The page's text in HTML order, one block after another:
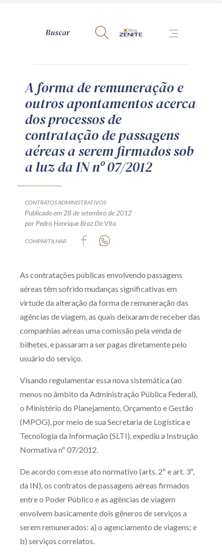
A Zênite
Como publicar conosco
Site da Zênite
Contato
Termos de uso
Política de Privacidade
Produtos e serviços
Zênite Play
Orientação por Escrito
Mentoria Zênite
Capacitação
Eventos presenciais
Zênite in Company
Diferenciais
Av. Sete de Setembro, 4698
Batel Curitiba /PR CEP80240-000
Telefone (41) 2109-8666
Whatsapp (41) 98881-6616
A forma de remuneração e
outros apontamentos acerca
dos processos de
contratação de passagens
aéreas a serem firmados sob
a luz da IN nº 07/2012
CONTRATOS ADMINISTRATIVOS
Publicado em 28 de setembro de 2012
por Pedro Henrique Braz De Vita
COMPARTILHAR
As contratações públicas envolvendo passagens
aéreas têm sofrido mudanças significativas em
virtude da alteração da forma de remuneração das
agências de viagem, as quais deixaram de receber das
companhias aéreas uma comissão pela venda de
bilhetes, e passaram a ser pagas diretamente pelo
usuário do serviço.
Visando regulamentar essa nova sistemática (ao
menos no âmbito da Administração Pública Federal),
o Ministério do Planejamento, Orçamento e Gestão
(MPOG), por meio de sua Secretaria de Logística e
Tecnologia da Informação (SLTI), expediu a Instrução
Normativa nº 07/2012.
De acordo com esse ato normativo (arts. 2º e art. 3º,
da IN), os contratos de passagens aéreas firmados
entre o Poder Público e as agências de viagem
envolvem basicamente dois gêneros de serviços a
serem remunerados: a) o agenciamento de viagens; e
b) serviços correlatos.